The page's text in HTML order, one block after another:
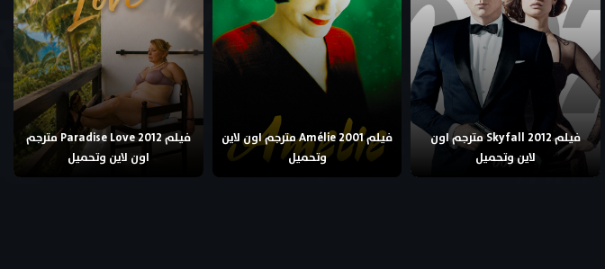
فيلم Skyfall 2012 مترجم اون
لاين وتحميل
فيلم Amélie 2001 مترجم اون لاين
وتحميل
فيلم Paradise Love 2012 مترجم
اون لاين وتحميل